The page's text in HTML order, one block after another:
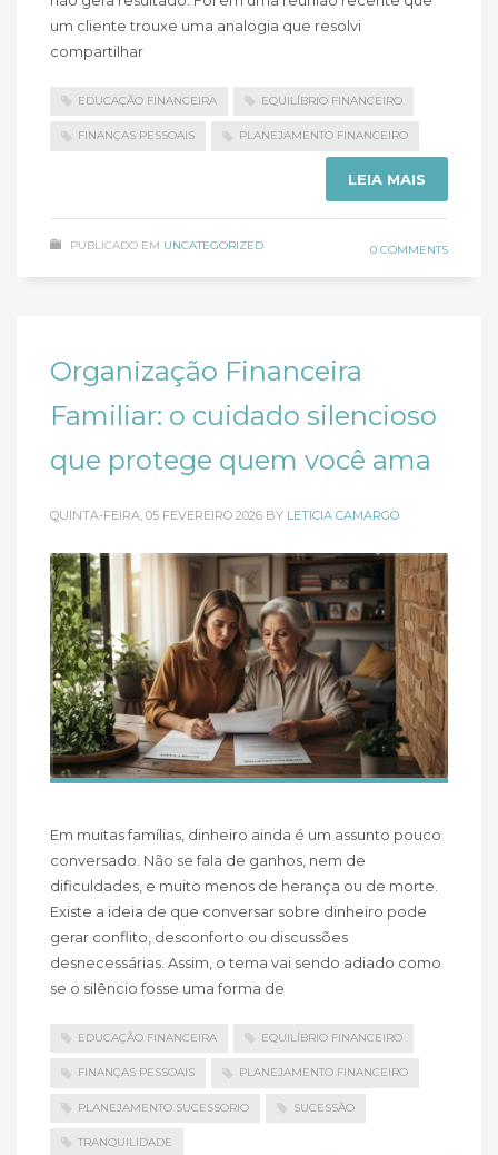
um cliente trouxe uma analogia que resolvi
compartilhar
EDUCAÇÃO FINANCEIRA EQUILÍBRIO FINANCEIRO
FINANÇAS PESSOAIS PLANEJAMENTO FINANCEIRO
LEIA MAIS
PUBLICADO EM UNCATEGORIZED 0 COMMENTS
Organização Financeira
Familiar: o cuidado silencioso
que protege quem você ama
QUINTA-FEIRA, 05 FEVEREIRO 2026 BY LETICIA CAMARGO
Em muitas famílias, dinheiro ainda é um assunto pouco
conversado. Não se fala de ganhos, nem de
dificuldades, e muito menos de herança ou de morte.
Existe a ideia de que conversar sobre dinheiro pode
gerar conflito, desconforto ou discussões
desnecessárias. Assim, o tema vai sendo adiado como
se o silêncio fosse uma forma de
EDUCAÇÃO FINANCEIRA EQUILÍBRIO FINANCEIRO
FINANÇAS PESSOAIS PLANEJAMENTO FINANCEIRO
PLANEJAMENTO SUCESSORIO SUCESSÃO
TRANQUILIDADE